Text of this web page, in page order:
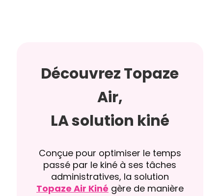
Découvrez Topaze
Air,
LA solution kiné
Conçue pour optimiser le temps
passé par le kiné à ses tâches
administratives, la solution
Topaze Air Kiné gère de manière